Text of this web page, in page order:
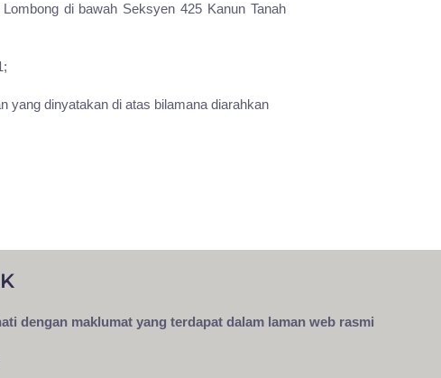
di bawah Seksyen 425 Kanun Tanah
yang dinyatakan di atas bilamana diarahkan
dengan maklumat yang terdapat dalam laman web rasmi